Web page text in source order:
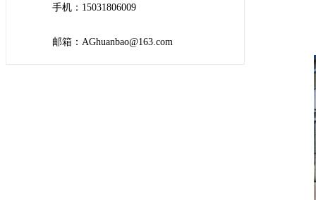
手机：15031806009
邮箱：AGhuanbao@163.com